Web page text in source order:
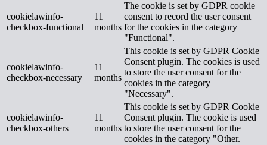
cookielawinfo-
checkbox-functional
11
months
The cookie is set by GDPR cookie
consent to record the user consent
for the cookies in the category
"Functional".
cookielawinfo-
checkbox-necessary
11
months
This cookie is set by GDPR Cookie
Consent plugin. The cookies is used
to store the user consent for the
cookies in the category
"Necessary".
cookielawinfo-
checkbox-others
11
months
This cookie is set by GDPR Cookie
Consent plugin. The cookie is used
to store the user consent for the
cookies in the category "Other.